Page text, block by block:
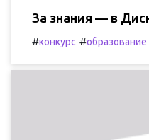
За знания — в
#конкурс #образование